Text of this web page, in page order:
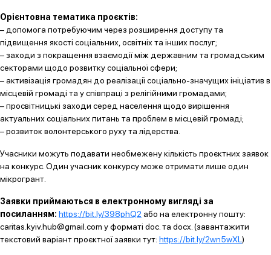
Орієнтовна тематика проєктів:
– допомога потребуючим через розширення доступу та
підвищення якості соціальних, освітніх та інших послуг;
– заходи з покращення взаємодії між державним та громадським
секторами щодо розвитку соціальної сфери;
– активізація громадян до реалізації соціально-значущих ініціатив в
місцевій громаді та у співпраці з релігійними громадами;
– просвітницькі заходи серед населення щодо вирішення
актуальних соціальних питань та проблем в місцевій громаді;
– розвиток волонтерського руху та лідерства.
Учасники можуть подавати необмежену кількість проєктних заявок
на конкурс. Один учасник конкурсу може отримати лише один
мікрогрант.
Заявки приймаються в електронному вигляді за
посиланням: https://bit.ly/398phQ2 або на електронну пошту:
caritas.kyiv.hub@gmail.com у форматі doc. та docx. (завантажити
текстовий варіант проєктної заявки тут: https://bit.ly/2wn5wXL )